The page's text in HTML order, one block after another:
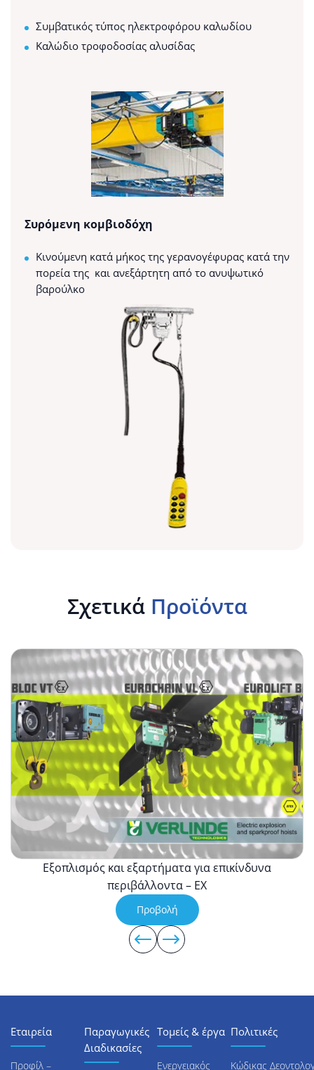
Συμβατικός τύπος ηλεκτροφόρου καλωδίου
Καλώδιο τροφοδοσίας αλυσίδας
Συρόμενη κομβιοδόχη
Κινούμενη κατά μήκος της γερανογέφυρας κατά την
πορεία της και ανεξάρτητη από το ανυψωτικό
βαρούλκο
Σχετικά Προϊόντα
Εξοπλισμός
και
εξαρτήματα
για
επικίνδυνα
περιβάλλοντα
–
ΕΧ
Εξοπλισμός και εξαρτήματα για επικίνδυνα
περιβάλλοντα – ΕΧ
Προβολή
Εταιρεία
Προφίλ –
Παραγωγικές
Διαδικασίες
Τομείς & έργα
Ενεργειακός
Πολιτικές
Κώδικας